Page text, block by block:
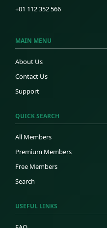
+01 112 352 566
MAIN MENU
About Us
Contact Us
Support
QUICK SEARCH
All Members
Premium Members
Free Members
Search
USEFUL LINKS